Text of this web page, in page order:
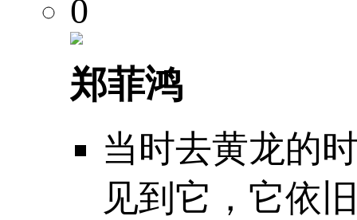
0
郑菲鸿
当时去黄龙的
见到它，它依